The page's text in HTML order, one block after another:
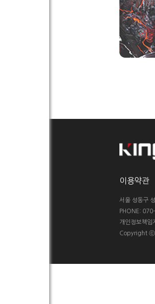
이용약관
서울 성동구
PHONE:
개인정보책
Copyright